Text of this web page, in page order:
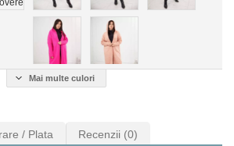
Mai multe culori
/ Plata Recenzii (0)